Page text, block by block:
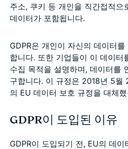
주소, 쿠키 등 개인을 직간접적으
데이터가 포함됩니다.
GDPR은 개인이 자신의 데이터
합니다. 또한 기업들이 이 데이터
수집 목적을 설명하며, 데이터를
구합니다. 이 규정은 2018년 5월
의 EU 데이터 보호 규정을 대체
GDPR이 도입된 이유
GDPR이 도입되기 전, EU의 데이